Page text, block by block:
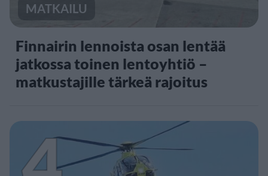
MATKAILU
Finnairin lennoista osan lentää
jatkossa toinen lentoyhtiö –
matkustajille tärkeä rajoitus